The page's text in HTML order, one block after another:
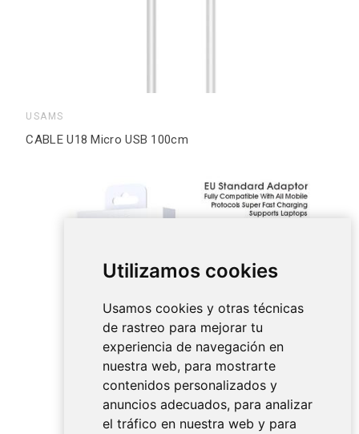
Utilizamos cookies
Usamos cookies y otras técnicas
de rastreo para mejorar tu
experiencia de navegación en
nuestra web, para mostrarte
contenidos personalizados y
anuncios adecuados, para analizar
el tráfico en nuestra web y para
USAMS
CABLE U18 Micro USB 100cm